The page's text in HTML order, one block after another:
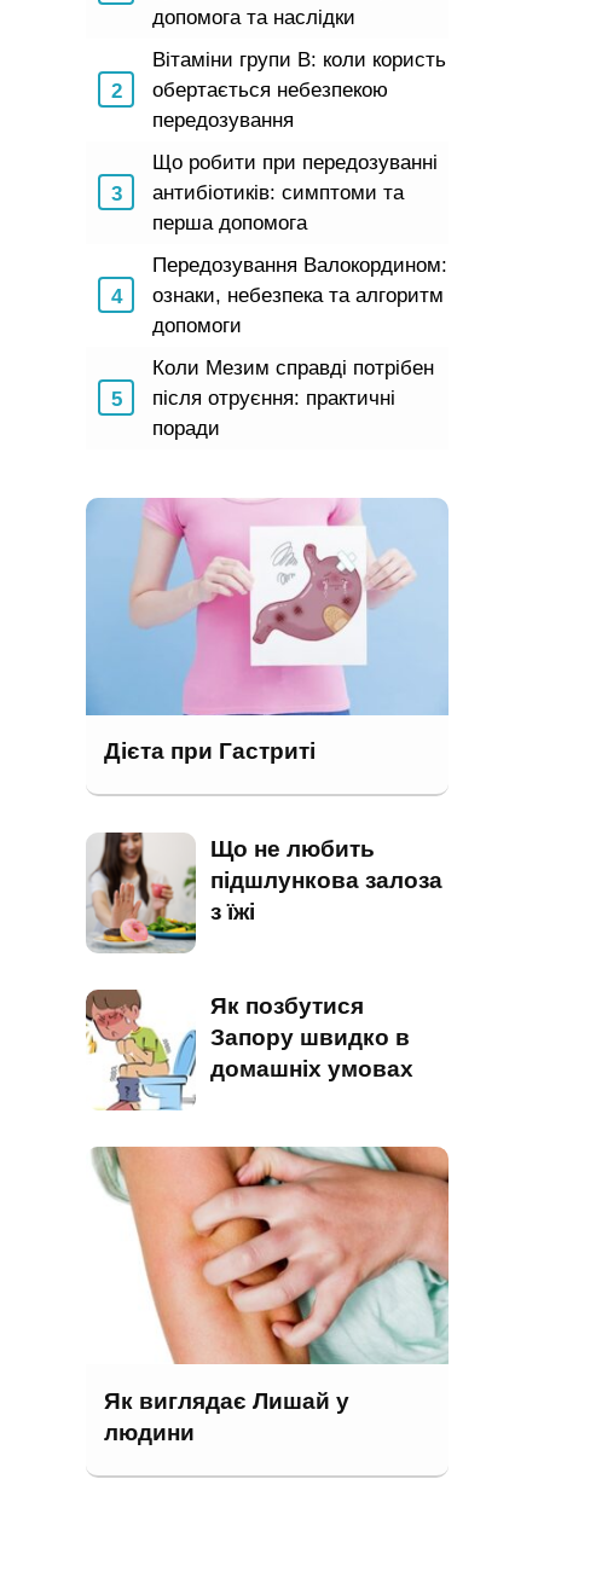
допомога та наслідки
Вітаміни групи B: коли користь
обертається небезпекою
передозування
Що робити при передозуванні
антибіотиків: симптоми та
перша допомога
Передозування Валокордином:
ознаки, небезпека та алгоритм
допомоги
Коли Мезим справді потрібен
після отруєння: практичні
поради
Дієта при Гастриті
Що не любить
підшлункова залоза
з їжі
Як позбутися
Запору швидко в
домашніх умовах
Як виглядає Лишай у
людини